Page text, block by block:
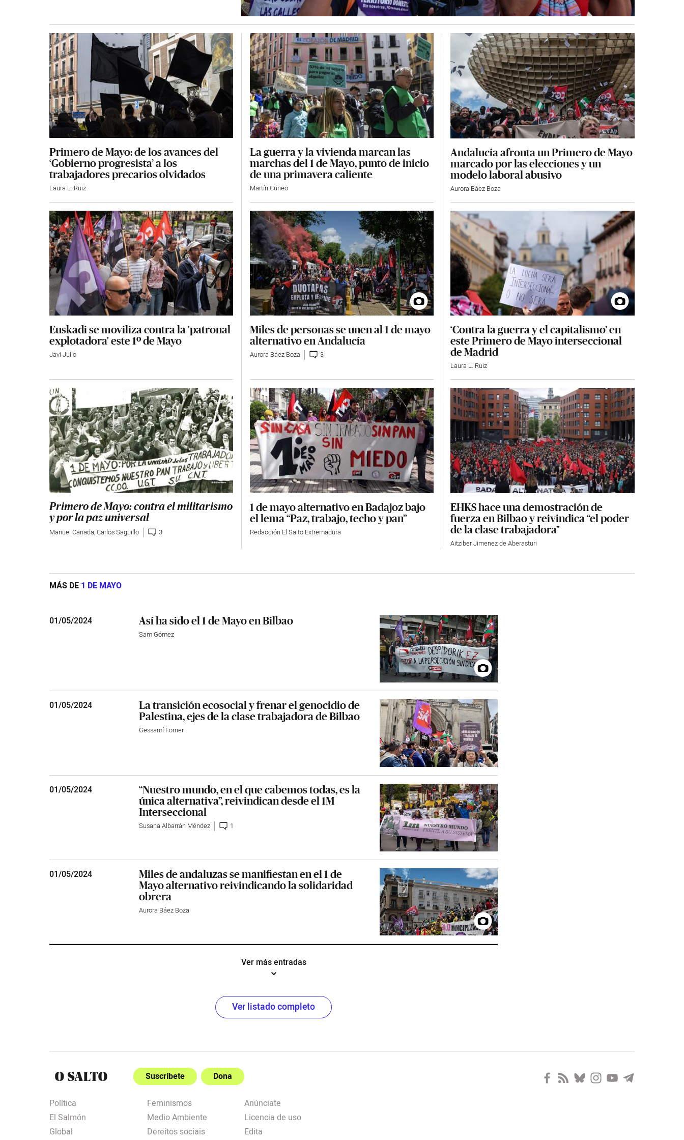
Primero de Mayo: de los avances del
‘Gobierno progresista’ a los
trabajadores precarios olvidados
Laura L. Ruiz
La guerra y la vivienda marcan las
marchas del 1 de Mayo, punto de inicio
de una primavera caliente
Martín Cúneo
Andalucía afronta un Primero de Mayo
marcado por las elecciones y un
modelo laboral abusivo
Aurora Báez Boza
Euskadi se moviliza contra la 'patronal
explotadora' este 1º de Mayo
Javi Julio
Miles de personas se unen al 1 de mayo
alternativo en Andalucía
Aurora Báez Boza 3
‘Contra la guerra y el capitalismo’ en
este Primero de Mayo interseccional
de Madrid
Laura L. Ruiz
Primero de Mayo: contra el militarismo
y por la paz universal
Manuel Cañada,Carlos Sagüillo 3
1 de mayo alternativo en Badajoz bajo
el lema “Paz, trabajo, techo y pan”
Redacción El Salto Extremadura
EHKS hace una demostración de
fuerza en Bilbao y reivindica “el poder
de la clase trabajadora"
Aitziber Jimenez de Aberasturi
MÁS DE 1 DE MAYO
01/05/2024 Así ha sido el 1 de Mayo en Bilbao
Sam Gómez
01/05/2024
La transición ecosocial y frenar el genocidio de
Palestina, ejes de la clase trabajadora de Bilbao
Gessamí Forner
01/05/2024
“Nuestro mundo, en el que cabemos todas, es la
única alternativa”, reivindican desde el 1M
Interseccional
Susana Albarrán Méndez 1
01/05/2024
Miles de andaluzas se manifiestan en el 1 de
Mayo alternativo reivindicando la solidaridad
obrera
Aurora Báez Boza
Ver más entradas
Ver listado completo
Suscríbete Dona
Política
El Salmón
Global
Feminismos
Medio Ambiente
Dereitos sociais
Anúnciate
Licencia de uso
Edita